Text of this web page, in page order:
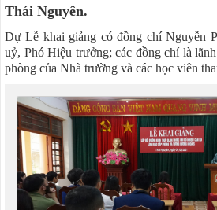
Thái Nguyên.
Dự Lễ khai giảng có đồng chí Nguyễn
uỷ, Phó Hiệu trưởng; các đồng chí là
phòng của Nhà trường và các học viên